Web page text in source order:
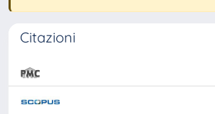
Citazioni